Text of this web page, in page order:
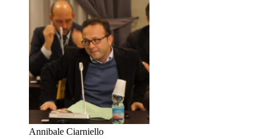
Annibale Ciarniello